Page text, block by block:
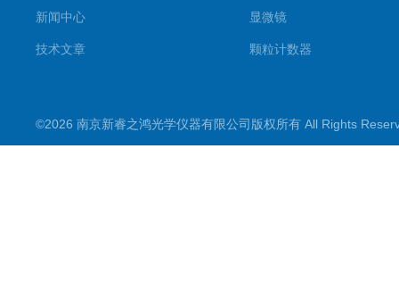
新闻中心
技术文章
显微镜
颗粒计数器
©2026 南京新睿之鸿光学仪器有限公司版权所有 All Rights